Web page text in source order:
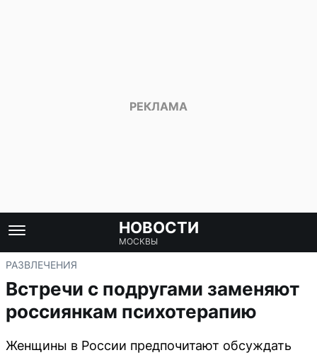
НОВОСТИ
МОСКВЫ
РАЗВЛЕЧЕНИЯ
Встречи с подругами заменяют
россиянкам психотерапию
Женщины в России предпочитают обсуждать